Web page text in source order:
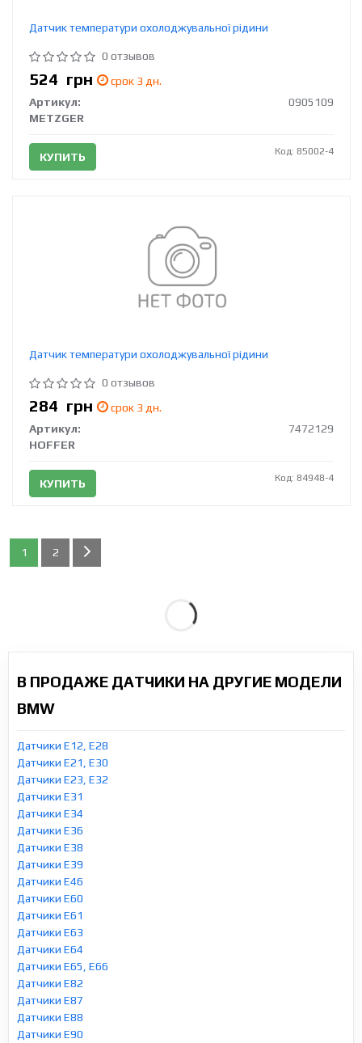
Датчик температури охолоджувальної рідини
0 отзывов
524 грн
срок 3 дн.
Артикул:
0905109
METZGER
КУПИТЬ Код: 85002-4
Датчик температури охолоджувальної рідини
0 отзывов
284 грн
срок 3 дн.
Артикул:
7472129
HOFFER
КУПИТЬ Код: 84948-4
1 2
В ПРОДАЖЕ ДАТЧИКИ НА ДРУГИЕ МОДЕЛИ
BMW
Датчики E12, E28
Датчики E21, E30
Датчики E23, E32
Датчики E31
Датчики E34
Датчики E36
Датчики E38
Датчики E39
Датчики E46
Датчики E60
Датчики E61
Датчики E63
Датчики E64
Датчики E65, E66
Датчики E82
Датчики E87
Датчики E88
Датчики E90